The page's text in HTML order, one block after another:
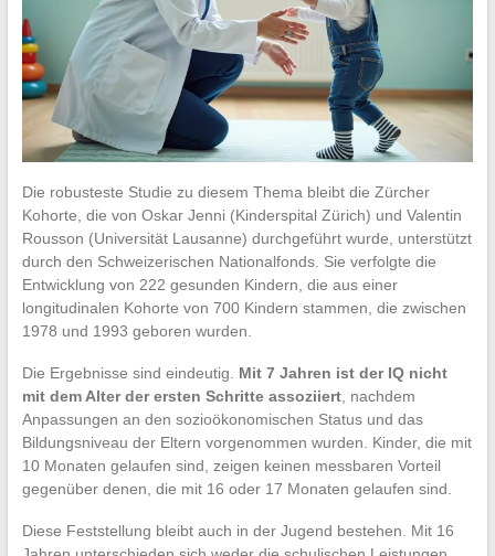
Die robusteste Studie zu diesem Thema bleibt die Zürcher
Kohorte, die von Oskar Jenni (Kinderspital Zürich) und Valentin
Rousson (Universität Lausanne) durchgeführt wurde, unterstützt
durch den Schweizerischen Nationalfonds. Sie verfolgte die
Entwicklung von 222 gesunden Kindern, die aus einer
longitudinalen Kohorte von 700 Kindern stammen, die zwischen
1978 und 1993 geboren wurden.
Die Ergebnisse sind eindeutig. Mit 7 Jahren ist der IQ nicht
mit dem Alter der ersten Schritte assoziiert, nachdem
Anpassungen an den sozioökonomischen Status und das
Bildungsniveau der Eltern vorgenommen wurden. Kinder, die mit
10 Monaten gelaufen sind, zeigen keinen messbaren Vorteil
gegenüber denen, die mit 16 oder 17 Monaten gelaufen sind.
Diese Feststellung bleibt auch in der Jugend bestehen. Mit 16